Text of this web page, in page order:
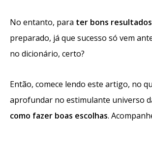
No entanto, para ter bons resultados
preparado, já que sucesso só vem
no dicionário, certo?
Então, comece lendo este artigo, no
aprofundar no estimulante universo
como fazer boas escolhas.